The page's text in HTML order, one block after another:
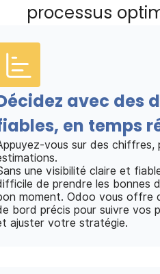
processus
avec des
en temps
vous sur des chiffres,
une visibilité claire et
de prendre les bonnes
moment. Odoo vous offre
bord précis pour suivre vos
ajuster votre stratégie.